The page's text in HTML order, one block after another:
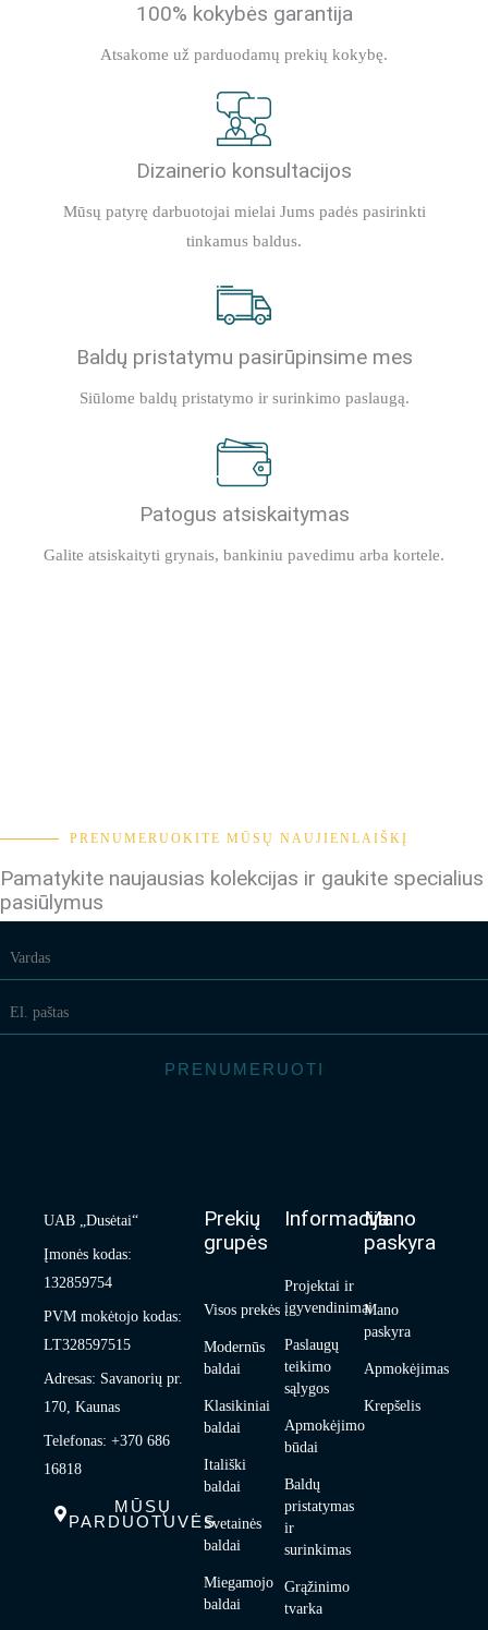
100% kokybės garantija
Atsakome už parduodamų prekių kokybę.
Dizainerio konsultacijos
Mūsų patyrę darbuotojai mielai Jums padės pasirinkti
tinkamus baldus.
Baldų pristatymu pasirūpinsime mes
Siūlome baldų pristatymo ir surinkimo paslaugą.
Patogus atsiskaitymas
Galite atsiskaityti grynais, bankiniu pavedimu arba kortele.
PRENUMERUOKITE MŪSŲ NAUJIENLAIŠKĮ
Pamatykite naujausias kolekcijas ir gaukite specialius
pasiūlymus
PRENUMERUOTI
UAB „Dusėtai“
Įmonės kodas:
132859754
PVM mokėtojo kodas:
LT328597515
Adresas: Savanorių pr.
170, Kaunas
Telefonas: +370 686
16818
MŪSŲ
PARDUOTUVĖS
Prekių
grupės
Visos prekės
Modernūs
baldai
Klasikiniai
baldai
Itališki
baldai
Svetainės
baldai
Miegamojo
baldai
Informacija
Projektai ir
įgyvendinimai
Paslaugų
teikimo
sąlygos
Apmokėjimo
būdai
Baldų
pristatymas
ir
surinkimas
Grąžinimo
tvarka
Mano
paskyra
Mano
paskyra
Apmokėjimas
Krepšelis